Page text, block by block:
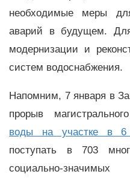
необходимые меры
аварий в будущем.
модернизации и
систем водоснабжения.
Напомним, 7 января в
прорыв
воды на участке в 6
поступать в 703
социально-